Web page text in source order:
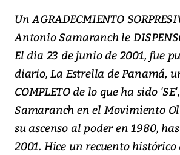
Un AGRADECMIENTO
Antonio Samaranch le
El dia 23 de junio de 2001, fue
diario, La Estrella de Panamá, un
COMPLETO de lo que ha sido
Samaranch en el Movimiento
su ascenso al poder en 1980,
2001. Hice un recuento